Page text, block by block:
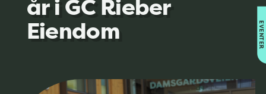
år i GC Rieber
Eiendom EVENTER